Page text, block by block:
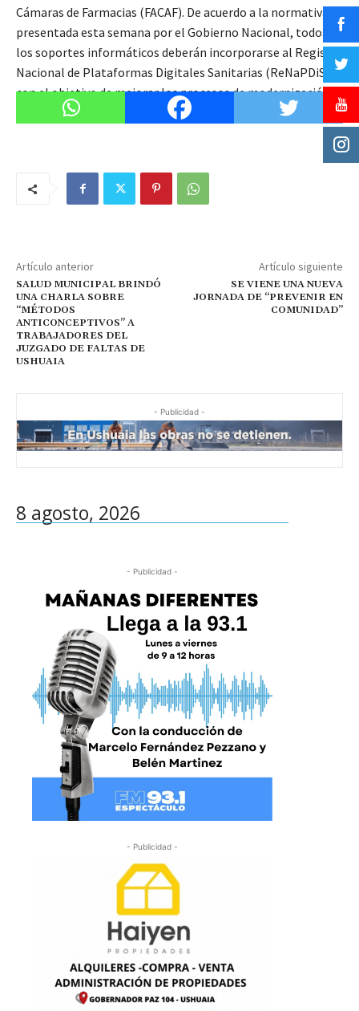
Cámaras de Farmacias (FACAF). De acuerdo a la normativa
presentada esta semana por el Gobierno Nacional, todos
los soportes informáticos deberán incorporarse al Registro
Nacional de Plataformas Digitales Sanitarias (ReNaPDiS)
con el objetivo de mejorar los procesos de modernización e
interoperabilidad entre sistemas.
Artículo anterior
SALUD MUNICIPAL BRINDÓ
UNA CHARLA SOBRE
“MÉTODOS
ANTICONCEPTIVOS” A
TRABAJADORES DEL
JUZGADO DE FALTAS DE
USHUAIA
Artículo siguiente
SE VIENE UNA NUEVA
JORNADA DE “PREVENIR EN
COMUNIDAD”
- Publicidad -
8 agosto, 2026
- Publicidad -
- Publicidad -